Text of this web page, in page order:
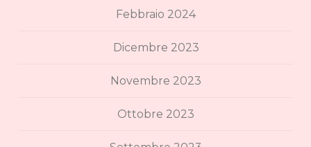
Febbraio 2024
Dicembre 2023
Novembre 2023
Ottobre 2023